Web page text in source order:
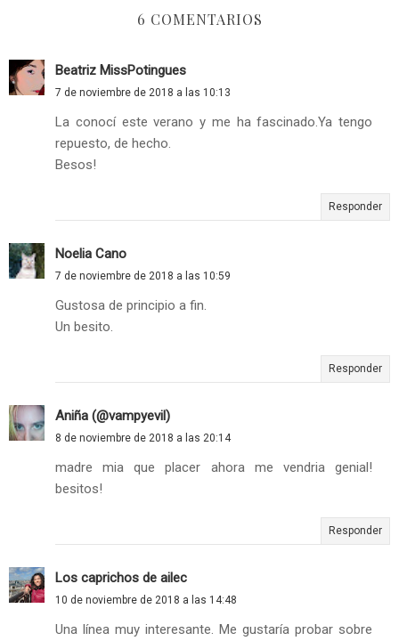
6 COMENTARIOS
Beatriz MissPotingues
7 de noviembre de 2018 a las 10:13
La conocí este verano y me ha fascinado.Ya tengo
repuesto, de hecho.
Besos!
Responder
Noelia Cano
7 de noviembre de 2018 a las 10:59
Gustosa de principio a fin.
Un besito.
Responder
Aniña (@vampyevil)
8 de noviembre de 2018 a las 20:14
madre mia que placer ahora me vendria genial!
besitos!
Responder
Los caprichos de ailec
10 de noviembre de 2018 a las 14:48
Una línea muy interesante. Me gustaría probar sobre